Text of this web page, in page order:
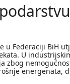
u Federaciji BiH
U
zbog
energenata,